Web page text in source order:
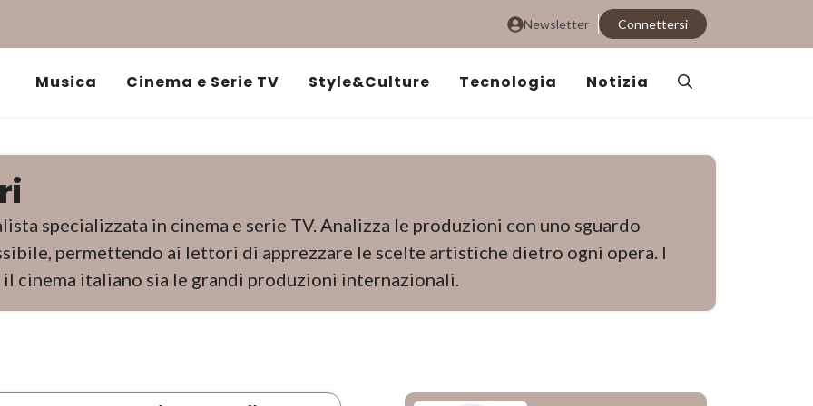
Newsletter Connettersi
Musica Cinema e Serie TV Style&Culture Tecnologia Notizia
specializzata in cinema e serie TV. Analizza le produzioni con uno sguardo
permettendo ai lettori di apprezzare le scelte artistiche dietro ogni opera. I
cinema italiano sia le grandi produzioni internazionali.